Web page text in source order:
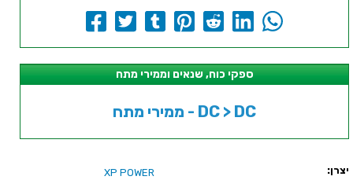
ספקי כוח, שנאים וממירי מתח
ממירי מתח - DC > DC
יצרן: XP POWER